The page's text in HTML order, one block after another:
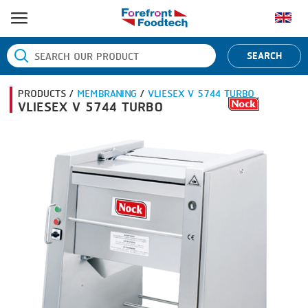
หน้าแรก
ประเภทสินค้า
BANDING
CENTRIFUGING
CLIPPING
COOKING
FORMING
ยี่ห้อสินค้า
CLIPTECHNIK
EMERSON
SEARCH
PRODUCTS / MEMBRANING/VLIESEX V 5744 TURBO
VLIESEX V 5744 TURBO